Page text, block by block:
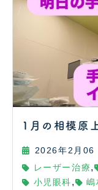
1月の相模原
2026年2月06
レーザー治療 ,
小児眼科 ,